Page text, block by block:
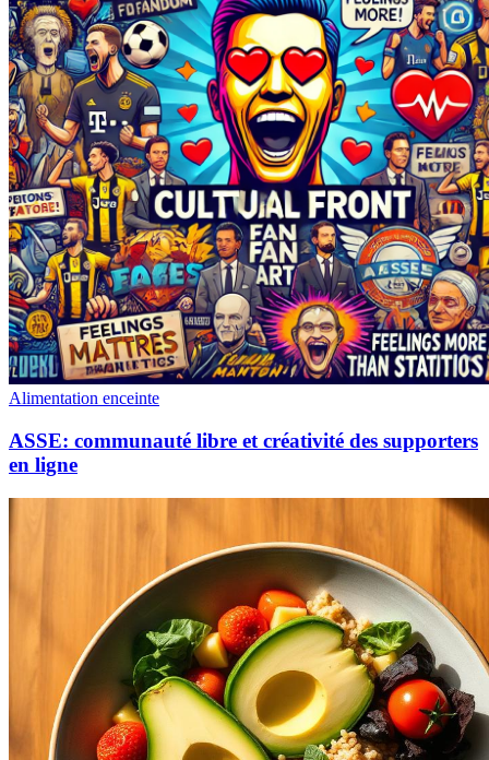
Alimentation enceinte
ASSE: communauté libre et créativité des supporters
en ligne